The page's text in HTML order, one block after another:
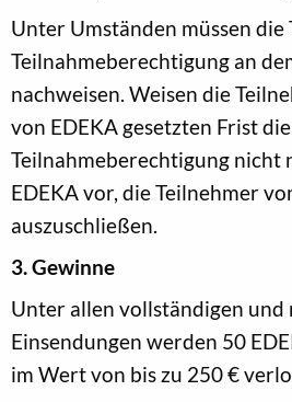
Unter Umständen müssen
Teilnahmeberechtigung an
nachweisen. Weisen die
von EDEKA gesetzten Frist die
Teilnahmeberechtigung nicht
EDEKA vor, die Teilnehmer
auszuschließen.
3. Gewinne
Unter allen vollständigen und
Einsendungen werden 50
im Wert von bis zu 250 €